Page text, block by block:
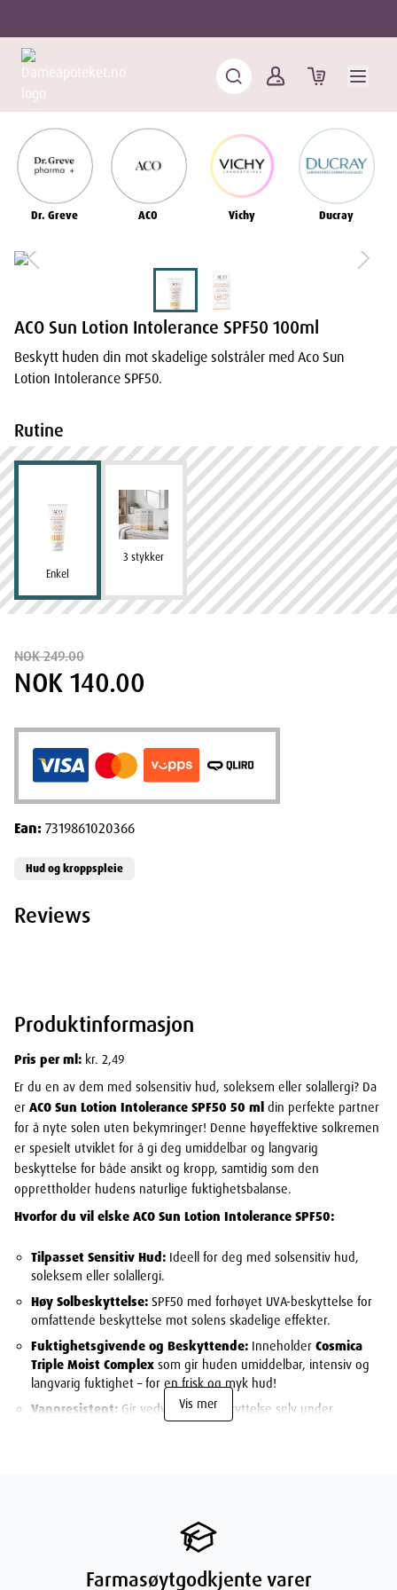
Dr. Greve ACO Vichy Ducray
Produktinformasjon
Pris per ml: kr. 2,49
Er du en av dem med solsensitiv hud, soleksem eller solallergi? Da
er ACO Sun Lotion Intolerance SPF50 50 ml din perfekte partner
for å nyte solen uten bekymringer! Denne høyeffektive solkremen
er spesielt utviklet for å gi deg umiddelbar og langvarig
beskyttelse for både ansikt og kropp, samtidig som den
opprettholder hudens naturlige fuktighetsbalanse.
Hvorfor du vil elske ACO Sun Lotion Intolerance SPF50:
Tilpasset Sensitiv Hud: Ideell for deg med solsensitiv hud,
soleksem eller solallergi.
Høy Solbeskyttelse: SPF50 med forhøyet UVA-beskyttelse for
omfattende beskyttelse mot solens skadelige effekter.
Fuktighetsgivende og Beskyttende: InneholderCosmica
Triple Moist Complex som gir huden umiddelbar, intensiv og
langvarig fuktighet – for en frisk og myk hud!
Vannresistent: Gir vedvarende beskyttelse selv under
Optimal solbeskyttelse for en trygg opplevelse:
Vis mer
ACO Sun Lotion Intolerance SPF50 100ml
Beskytt huden din mot skadelige solstråler med Aco Sun
Lotion Intolerance SPF50.
Rutine
Enkel
3 stykker
NOK 249.00
NOK 140.00
Ean:7319861020366
Hud og kroppspleie
Reviews
Farmasøytgodkjente varer